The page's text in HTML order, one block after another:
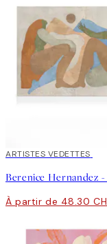
30%*
ARTISTES VEDETTES
À partir de 48.30